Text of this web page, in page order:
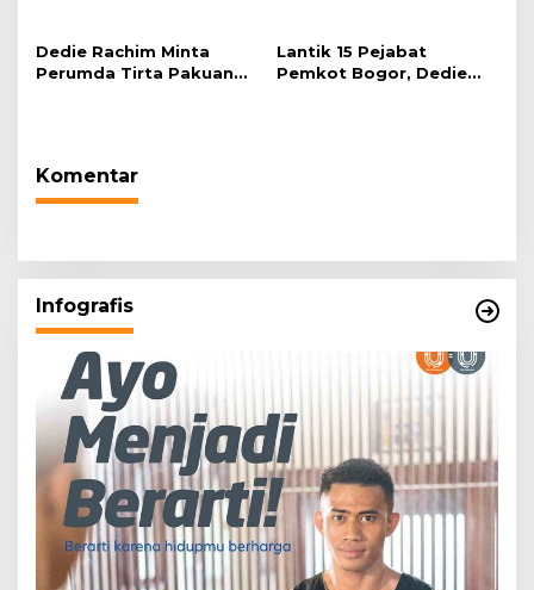
Dedie Rachim Minta
Perumda Tirta Pakuan
Lantik 15 Pejabat
Pemkot Bogor, Dedie
Komentar
Infografis